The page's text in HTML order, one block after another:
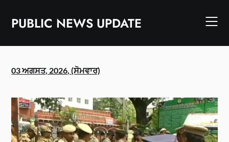
contentPUBLIC NEWS UPDATE
03 ਅਗਸਤ, 2026, (ਸੋਮਵਾਰ)